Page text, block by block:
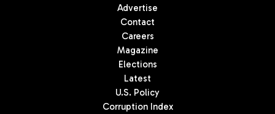
Advertise
Contact
Careers
Magazine
Elections
Latest
U.S. Policy
Corruption Index